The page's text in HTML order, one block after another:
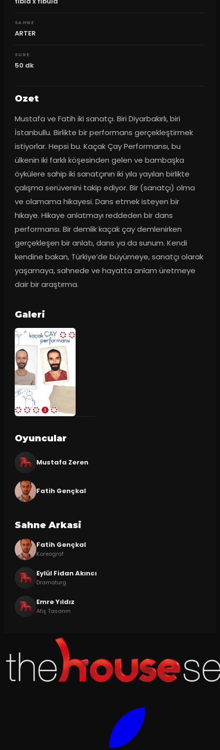
SAHNE
ARTER
SURE
50 dk
Ozet
Mustafa ve Fatih iki sanatçı. Biri Diyarbakırlı, biri
İstanbullu. Birlikte bir performans gerçekleştirmek
istiyorlar. Hepsi bu. Kaçak Çay Performansı, bu
ülkenin iki farklı köşesinden gelen ve bambaşka
öykülere sahip iki sanatçının iki yıla yayılan birlikte
çalışma serüvenini takip ediyor. Bir (sanatçı) olma
ve olamama hikayesi. Dans etmek isteyen bir
hikaye. Hikaye anlatmayı reddeden bir dans
performansı. Bir demlik kaçak çay demlenirken
gerçekleşen bir anlatı, dans ya da sunum. Kendi
kendine bakan, Türkiye’de büyümeye, sanatçı olarak
yaşamaya, sahnede ve hayatta anlam üretmeye
dair bir araştırma.
Galeri
Oyuncular
Mustafa Zeren
Fatih Gençkal
Sahne Arkasi
Fatih Gençkal
Koreograf
Eylül Fidan Akıncı
Dramaturg
Emre Yıldız
Afiş Tasarım